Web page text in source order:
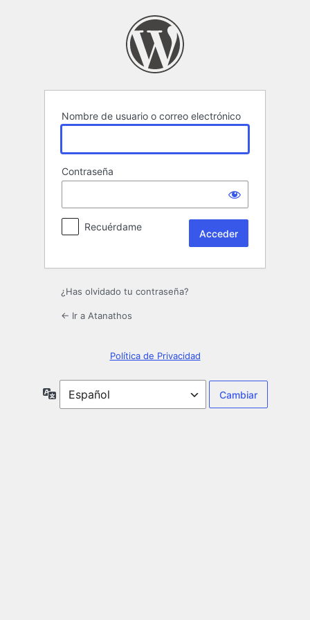
Nombre de usuario o correo electrónico
Contraseña
Recuérdame
¿Has olvidado tu contraseña?
← Ir a Atanathos
Política de Privacidad
Idioma